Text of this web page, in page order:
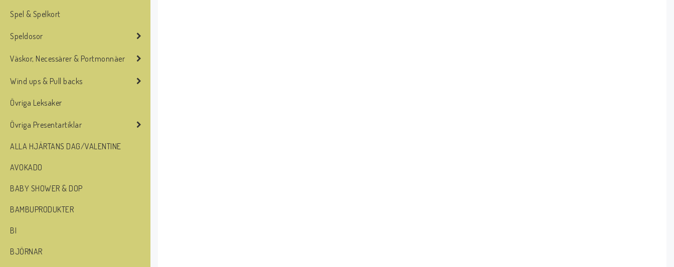
Spel & Spelkort
Speldosor
Väskor, Necessärer & Portmonnäer
Wind ups & Pull backs
Övriga Leksaker
Övriga Presentartiklar
ALLA HJÄRTANS DAG/VALENTINE
AVOKADO
BABY SHOWER & DOP
BAMBUPRODUKTER
BI
BJÖRNAR